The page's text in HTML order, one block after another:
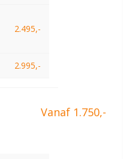
2.495,-
2.995,-
Vanaf 1.750,-